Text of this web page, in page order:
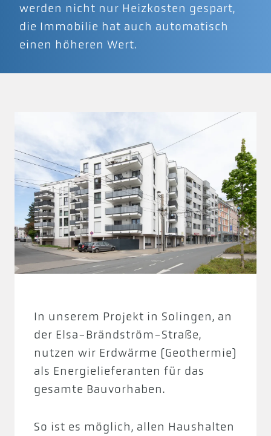
werden nicht nur Heizkosten gespart,
die Immobilie hat auch automatisch
einen höheren Wert.
In unserem Projekt in Solingen, an
der Elsa-Brändström-Straße,
nutzen wir Erdwärme (Geothermie)
als Energielieferanten für das
gesamte Bauvorhaben.
So ist es möglich, allen Haushalten